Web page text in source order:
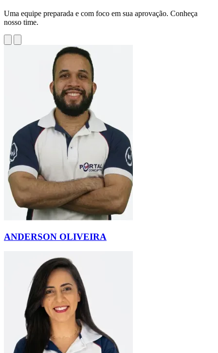
Uma equipe preparada e com foco em sua aprovação. Conheça
nosso time.
ANDERSON OLIVEIRA